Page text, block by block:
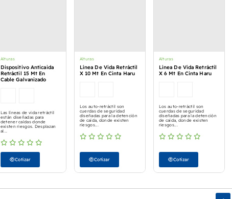
Alturas
Dispositivo Anticaida
Retráctil 15 Mt En
Cable Galvanizado
Las líneas de vida retráctil
están diseñadas para
detener caídas donde
existen riesgos. Desplazan
al...
Cotizar
Alturas
Línea De Vida Retráctil
X 10 Mt En Cinta Haru
Los auto-retráctil son
cuerdas de seguridad
diseñadas para la detención
de caída, donde existen
riesgos...
Cotizar
Alturas
Línea De Vida Retráctil
X 6 Mt En Cinta Haru
Los auto-retráctil son
cuerdas de seguridad
diseñadas para la detención
de caída, donde existen
riesgos...
Cotizar